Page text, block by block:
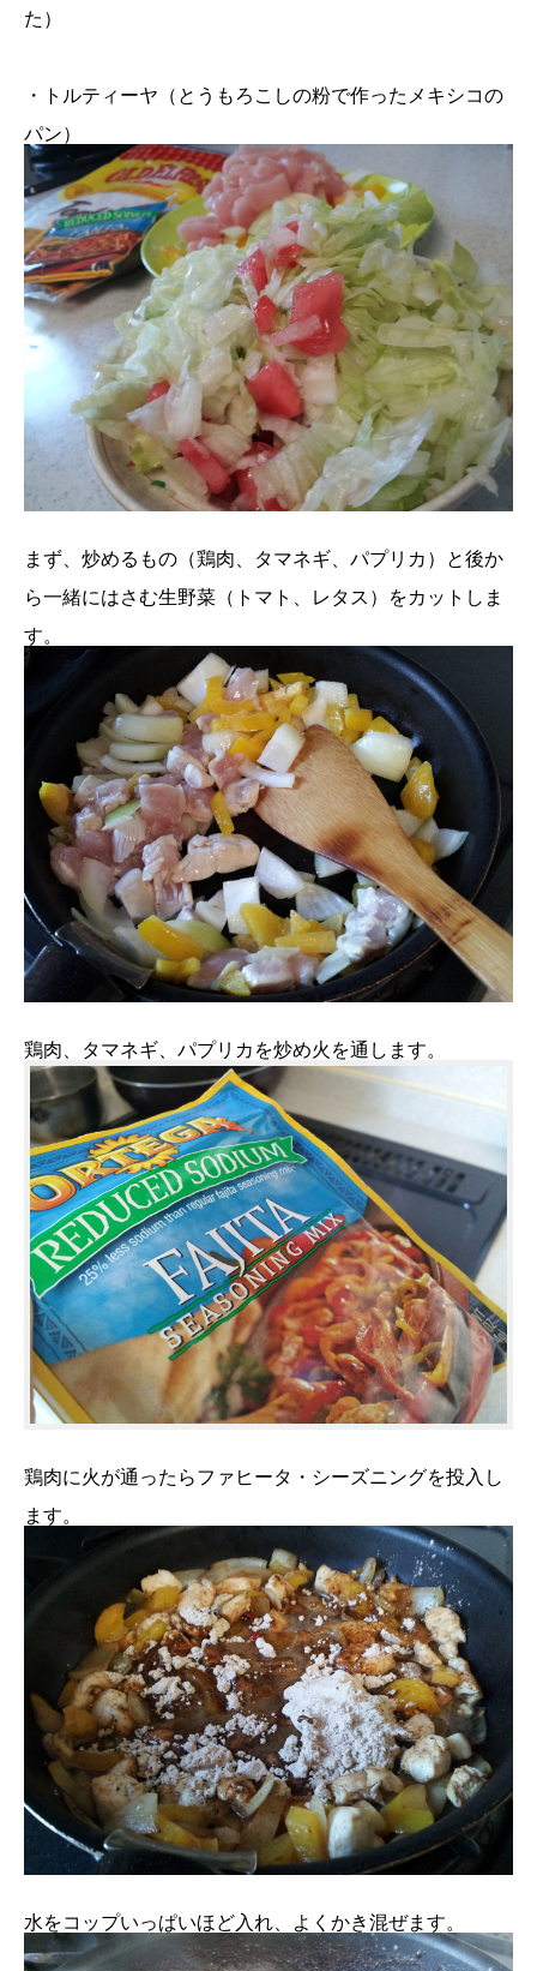
た）
・トルティーヤ（とうもろこしの粉で作ったメキシコの
パン）
まず、炒めるもの（鶏肉、タマネギ、パプリカ）と後か
ら一緒にはさむ生野菜（トマト、レタス）をカットしま
す。
鶏肉、タマネギ、パプリカを炒め火を通します。
鶏肉に火が通ったらファヒータ・シーズニングを投入し
ます。
水をコップいっぱいほど入れ、よくかき混ぜます。